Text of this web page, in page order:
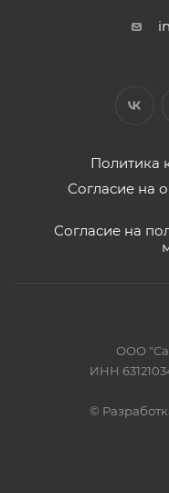
Политика
Согласие на
Согласие на
ООО
ИНН
©